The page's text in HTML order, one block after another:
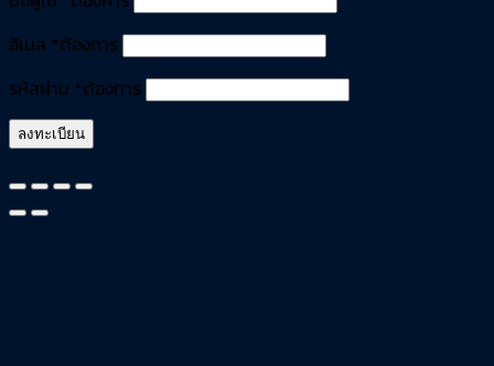
อีเมล *ต้องการ
รหัสผ่าน *ต้องการ
ลงทะเบียน